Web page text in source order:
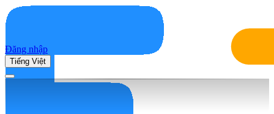
Đăng nhập
Tiếng Việt